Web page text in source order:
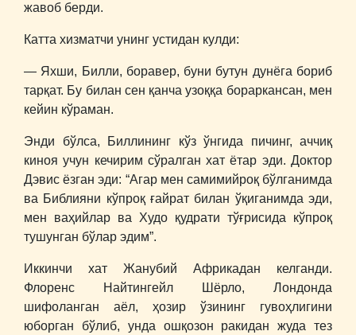
жавоб берди.
Катта хизматчи унинг устидан кулди:
― Яхши, Билли, боравер, буни бутун дунёга бориб
тарқат. Бу билан сен қанча узоққа бораркансан, мен
кейин кўраман.
Энди бўлса, Биллининг кўз ўнгида пичинг, аччиқ
киноя учун кечирим сўралган хат ётар эди. Доктор
Дэвис ёзган эди: “Агар мен самимийроқ бўлганимда
ва Библияни кўпроқ ғайрат билан ўқиганимда эди,
мен ваҳийлар ва Худо қудрати тўғрисида кўпроқ
тушунган бўлар эдим”.
Иккинчи хат Жанубий Африкадан келганди.
Флоренс Найтингейл Шёрло, Лондонда
шифоланган аёл, ҳозир ўзининг гувоҳлигини
юборган бўлиб, унда ошқозон ракидан жуда тез